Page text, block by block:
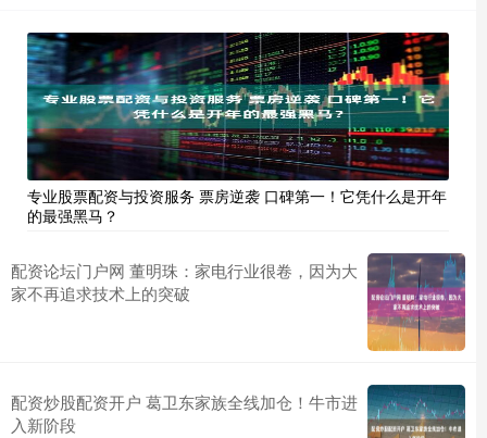
专业股票配资与投资服务 票房逆袭 口碑第一！它凭什么是开年
的最强黑马？
配资论坛门户网 董明珠：家电行业很卷，因为大
家不再追求技术上的突破
配资炒股配资开户 葛卫东家族全线加仓！牛市进
入新阶段